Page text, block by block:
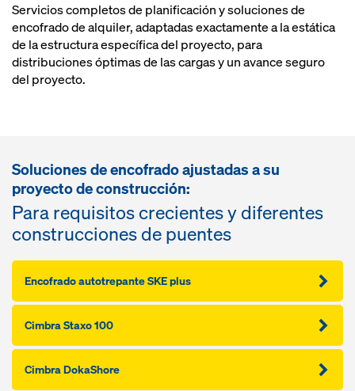
Servicios completos de planificación y soluciones de
encofrado de alquiler, adaptadas exactamente a la estática
de la estructura específica del proyecto, para
distribuciones óptimas de las cargas y un avance seguro
del proyecto.
Soluciones de encofrado ajustadas a su
proyecto de construcción:
Para requisitos crecientes y diferentes
construcciones de puentes
Encofrado autotrepante SKE plus
Cimbra Staxo 100
Cimbra DokaShore